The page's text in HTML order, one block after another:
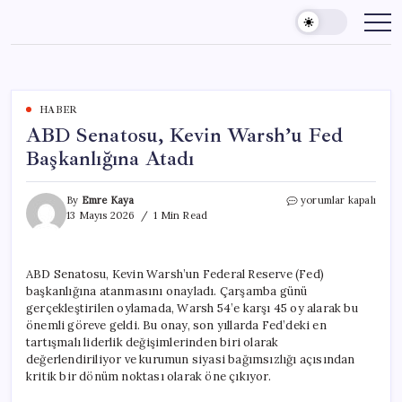
content
HABER
ABD Senatosu, Kevin Warsh’u Fed
Başkanlığına Atadı
By Emre Kaya
13 Mayıs 2026
1 Min Read
ABD
Başkanlığına
Atadı
için
yorumlar kapalı
ABD Senatosu, Kevin Warsh’un Federal Reserve (Fed)
başkanlığına atanmasını onayladı. Çarşamba günü
gerçekleştirilen oylamada, Warsh 54’e karşı 45 oy alarak bu
önemli göreve geldi. Bu onay, son yıllarda Fed’deki en
tartışmalı liderlik değişimlerinden biri olarak
değerlendiriliyor ve kurumun siyasi bağımsızlığı açısından
kritik bir dönüm noktası olarak öne çıkıyor.